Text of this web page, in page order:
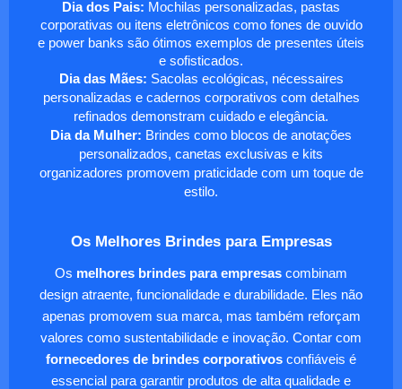
Dia dos Pais: Mochilas personalizadas, pastas
corporativas ou itens eletrônicos como fones de ouvido
e power banks são ótimos exemplos de presentes úteis
e sofisticados.
Dia das Mães: Sacolas ecológicas, nécessaires
personalizadas e cadernos corporativos com detalhes
refinados demonstram cuidado e elegância.
Dia da Mulher: Brindes como blocos de anotações
personalizados, canetas exclusivas e kits
organizadores promovem praticidade com um toque de
estilo.
Os Melhores Brindes para Empresas
Os melhores brindes para empresas combinam
design atraente, funcionalidade e durabilidade. Eles não
apenas promovem sua marca, mas também reforçam
valores como sustentabilidade e inovação. Contar com
fornecedores de brindes corporativos confiáveis é
essencial para garantir produtos de alta qualidade e